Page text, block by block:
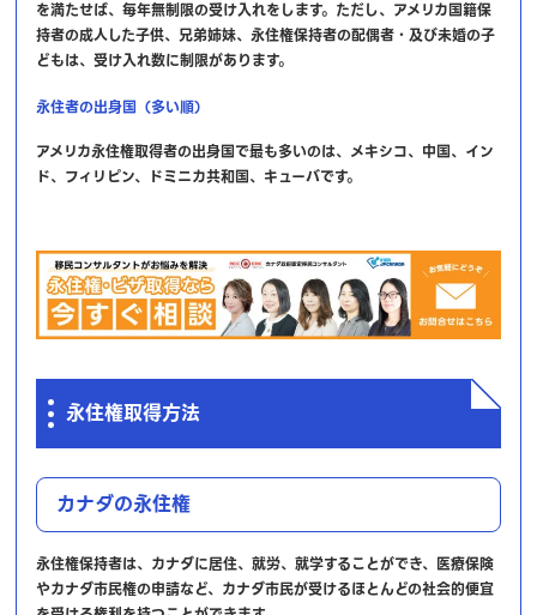
を満たせば、毎年無制限の受け入れをします。ただし、アメリカ国籍保
持者の成人した子供、兄弟姉妹、永住権保持者の配偶者・及び未婚の子
どもは、受け入れ数に制限があります。
永住者の出身国（多い順）
アメリカ永住権取得者の出身国で最も多いのは、メキシコ、中国、イン
ド、フィリピン、ドミニカ共和国、キューバです。
永住権取得方法
カナダの永住権
永住権保持者は、カナダに居住、就労、就学することができ、医療保険
やカナダ市民権の申請など、カナダ市民が受けるほとんどの社会的便宜